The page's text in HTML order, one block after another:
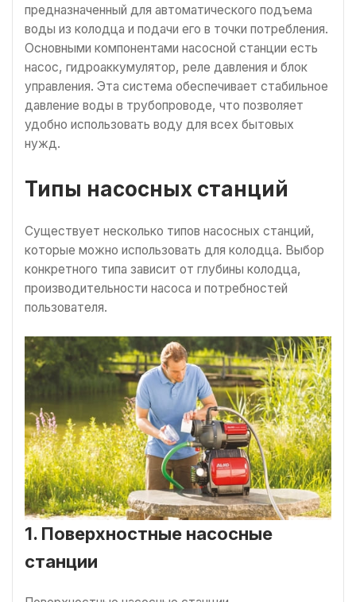
предназначенный для автоматического подъема
воды из колодца и подачи его в точки потребления.
Основными компонентами насосной станции есть
насос, гидроаккумулятор, реле давления и блок
управления. Эта система обеспечивает стабильное
давление воды в трубопроводе, что позволяет
удобно использовать воду для всех бытовых
нужд.
Типы насосных станций
Существует несколько типов насосных станций,
которые можно использовать для колодца. Выбор
конкретного типа зависит от глубины колодца,
производительности насоса и потребностей
пользователя.
1. Поверхностные насосные
станции